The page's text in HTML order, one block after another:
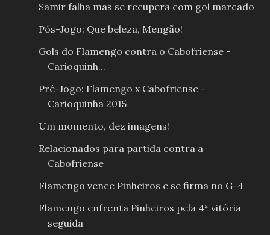
Samir falha mas se recupera com gol marcado
Pós-Jogo: Que beleza, Mengão!
Gols do Flamengo contra o Cabofriense -
Carioquinh...
Pré-Jogo: Flamengo x Cabofriense -
Carioquinha 2015
Um momento, dez imagens!
Relacionados para partida contra a
Cabofriense
Flamengo vence Pinheiros e se firma no G-4
Flamengo enfrenta Pinheiros pela 4ª vitória
seguida